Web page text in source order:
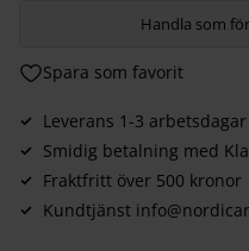
Lägg till i favoriter
Handla som
Leverans 1-3 arbetsdagar
Smidig betalning med
Fraktfritt över 500 kronor
Kundtjänst